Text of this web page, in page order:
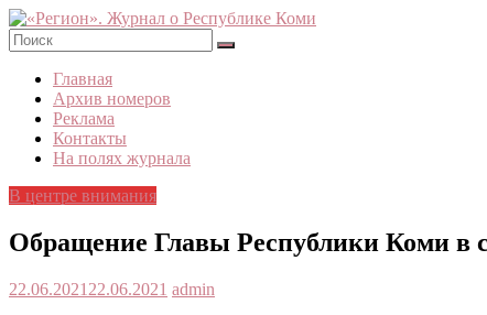
Skip
to
content
«Регион».
Журнал
Республике
Коми
Главная
Архив номеров
Реклама
Контакты
На полях журнала
В центре внимания
Обращение Главы Республики Коми в
22.06.2021 22.06.2021 admin